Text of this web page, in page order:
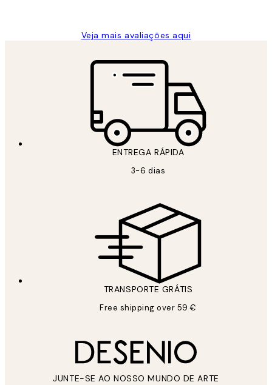
Veja mais avaliações aqui
ENTREGA RÁPIDA
3-6 dias
TRANSPORTE GRÁTIS
Free shipping over 59 €
JUNTE-SE AO NOSSO MUNDO DE ARTE